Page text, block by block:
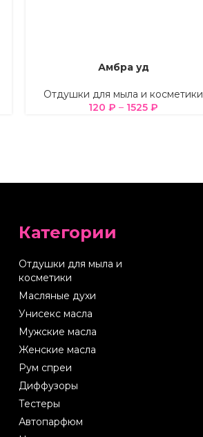
ВЫБЕРИТЕ ПАРАМЕТРЫ
Амбра уд
Отдушки для мыла и косметики
120 ₽ – 1525 ₽
Категории
Отдушки для мыла и
косметики
Масляные духи
Унисекс масла
Мужские масла
Женские масла
Рум спреи
Диффузоры
Тестеры
Автопарфюм